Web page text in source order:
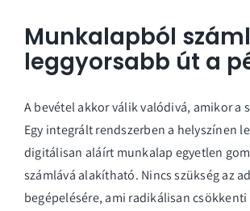
Munkalapból
leggyorsabb út a
A bevétel akkor válik valódivá, amikor a
Egy integrált rendszerben a helyszínen
digitálisan aláírt munkalap egyetlen
számlává alakítható. Nincs szükség az
begépelésére, ami radikálisan csökkenti